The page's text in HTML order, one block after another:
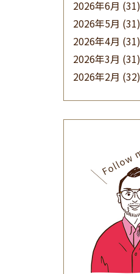
2026年6月 (31)
2026年5月 (31)
2026年4月 (31)
2026年3月 (31)
2026年2月 (32)
2025年9月(30)
2025年8月(31)
2025年7月(37)
2025年6月(48)
2025年5月
(41)
2025年4月
(32)